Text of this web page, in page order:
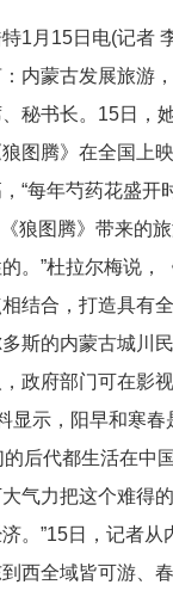
月15日电(记者 李
：内蒙古发展旅
秘书长。15日，
图腾》在全国上
“每年芍药花盛
图腾》带来的旅
。”杜拉尔梅说，
相结合，打造具
斯的内蒙古城川
政府部门可在影
示，阳早和寒春
的后代都生活在
气力把这个难
。”15日，记者
到西全域皆可游